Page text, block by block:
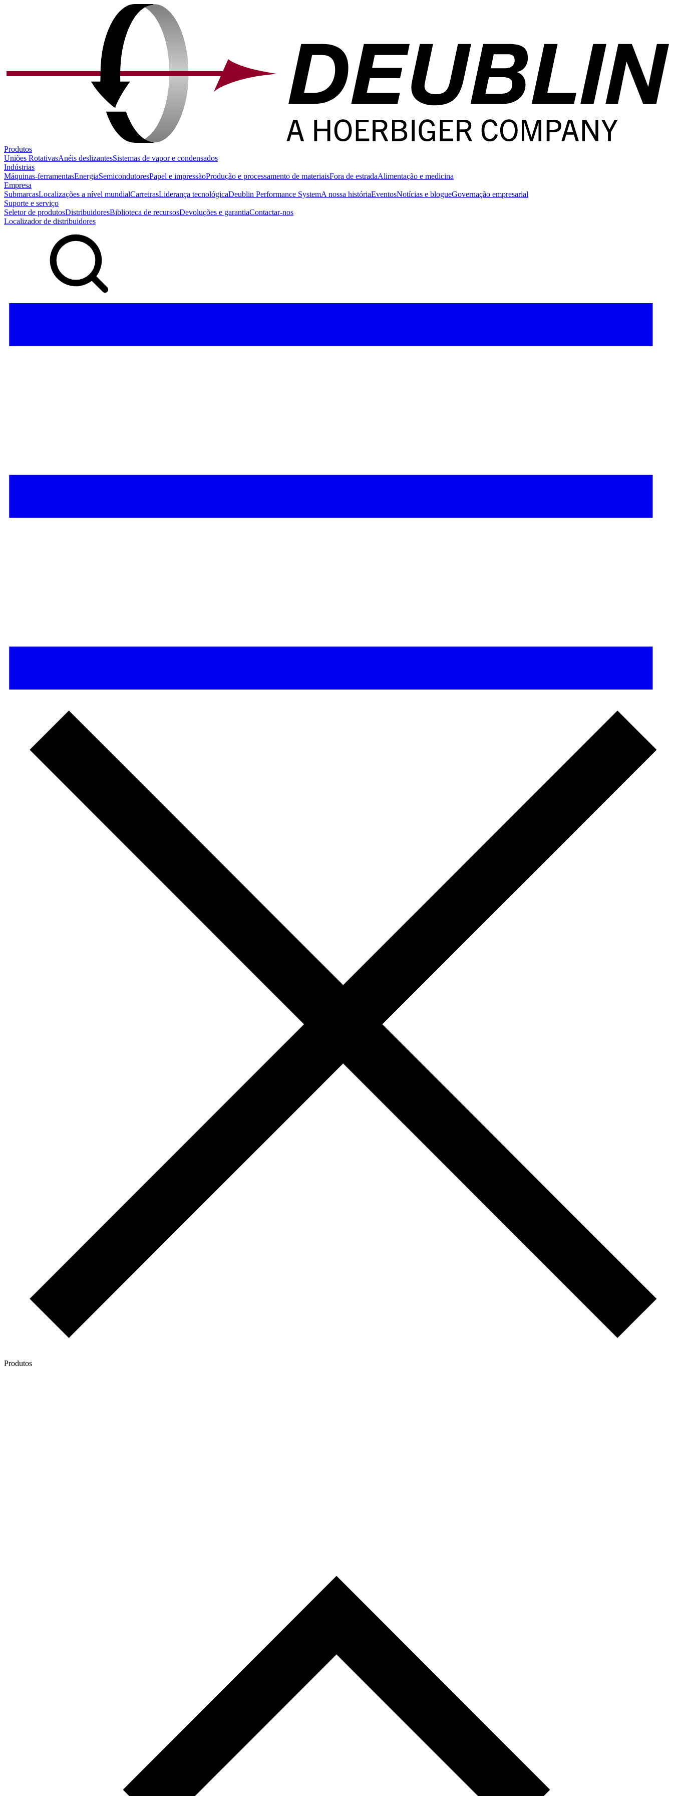
Produtos
Uniões RotativasAnéis deslizantesSistemas de vapor e condensados
Indústrias
Máquinas-ferramentasEnergiaSemicondutoresPapel e impressãoProdução e processamento de materiaisFora de estradaAlimentação e medicina
Empresa
SubmarcasLocalizações a nível mundialCarreirasLiderança tecnológicaDeublin Performance SystemA nossa históriaEventosNotícias e blogueGovernação empresarial
Suporte e serviço
Seletor de produtosDistribuidoresBiblioteca de recursosDevoluções e garantiaContactar-nos
Localizador de distribuidores
Produtos